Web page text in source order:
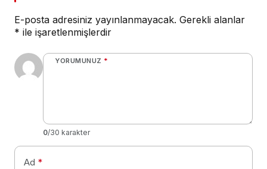
E-posta adresiniz yayınlanmayacak. Gerekli alanlar
* ile işaretlenmişlerdir
YORUMUNUZ *
0/30 karakter
Ad *